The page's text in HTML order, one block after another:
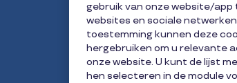
gebruik van onze website/
websites en sociale
toestemming kunnen deze
hergebruiken om u relevante
onze website. U kunt de lijst
hen selecteren in de module